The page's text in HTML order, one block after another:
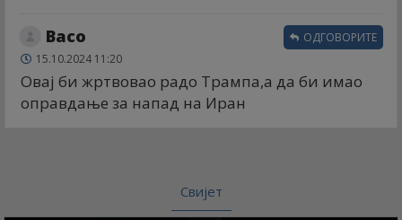
Васо
15.10.2024 11:20
Овај би жртвовао радо Трампа,а да би имао
оправдање за напад на Иран
ОДГОВОРИТЕ
Свијет